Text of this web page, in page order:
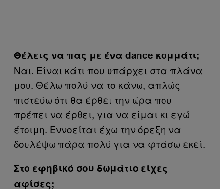
Θέλεις να πας με ένα dance κομμάτι;
Ναι. Είναι κάτι που υπάρχει στα πλάνα
μου. Θέλω πολύ να το κάνω, απλώς
πιστεύω ότι θα έρθει την ώρα που
πρέπει να έρθει, για να είμαι κι εγώ
έτοιμη. Εννοείται έχω την όρεξη να
δουλέψω πάρα πολύ για να φτάσω εκεί.
Στο εφηβικό σου δωμάτιο είχες
αφίσες;